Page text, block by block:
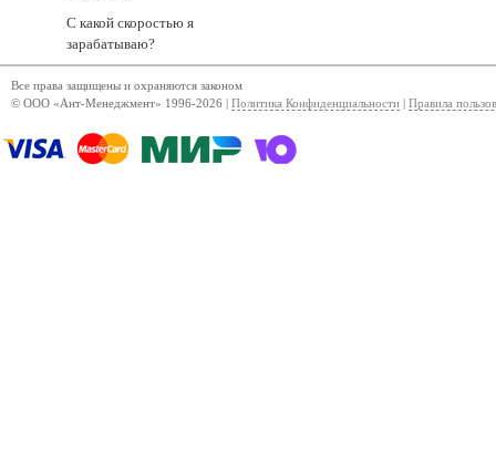
С какой скоростью я
зарабатываю?
Все права защищены и охраняются законом
© ООО «Ант-Менеджмент» 1996-2026 | Политика Конфиденциальности Правила